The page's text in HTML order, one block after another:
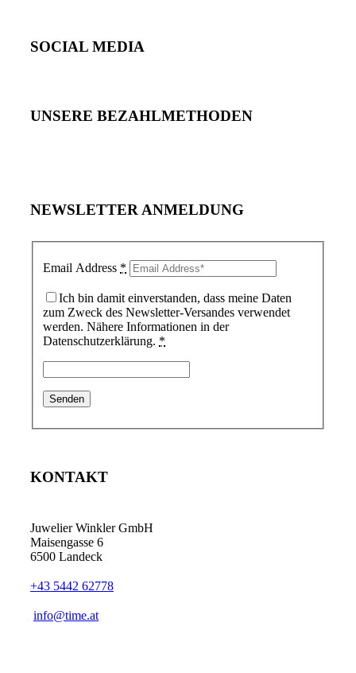
SOCIAL MEDIA
UNSERE BEZAHLMETHODEN
NEWSLETTER ANMELDUNG
Email Address *
Ich bin damit einverstanden, dass meine Daten
zum Zweck des Newsletter-Versandes verwendet
werden. Nähere Informationen in der
Datenschutzerklärung. *
KONTAKT
Juwelier Winkler GmbH
Maisengasse 6
6500 Landeck
+43 5442 62778
info@time.at